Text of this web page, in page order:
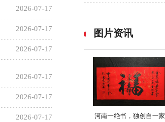
2026-07-17
2026-07-17
2026-07-17
2026-07-17
2026-07-17
2026-07-17
图片资讯
河南一绝书，独创自一家